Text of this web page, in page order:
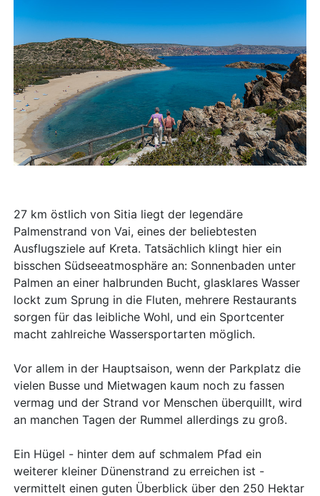
27 km östlich von Sitia liegt der legendäre
Palmenstrand von Vai, eines der beliebtesten
Ausflugsziele auf Kreta. Tatsächlich klingt hier ein
bisschen Südseeatmosphäre an: Sonnenbaden unter
Palmen an einer halbrunden Bucht, glasklares Wasser
lockt zum Sprung in die Fluten, mehrere Restaurants
sorgen für das leibliche Wohl, und ein Sportcenter
macht zahlreiche Wassersportarten möglich.
Vor allem in der Hauptsaison, wenn der Parkplatz die
vielen Busse und Mietwagen kaum noch zu fassen
vermag und der Strand vor Menschen überquillt, wird
an manchen Tagen der Rummel allerdings zu groß.
Ein Hügel - hinter dem auf schmalem Pfad ein
weiterer kleiner Dünenstrand zu erreichen ist -
vermittelt einen guten Überblick über den 250 Hektar